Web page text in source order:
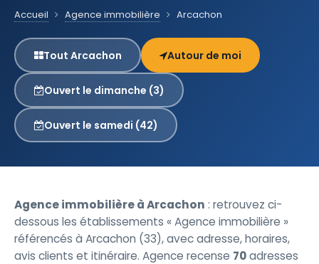
Accueil Agence immobilière Arcachon
Tout Arcachon Autour de moi
Ouvert le dimanche (3)
Ouvert le samedi (42)
Agence immobilière à Arcachon : retrouvez ci-
dessous les établissements « Agence immobilière »
référencés à Arcachon (33), avec adresse, horaires,
avis clients et itinéraire. Agence recense 70adresses